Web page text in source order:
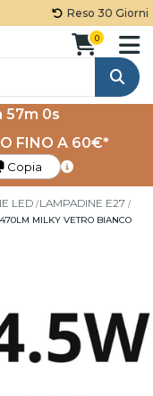
Reso 30 Giorni
Cerca
0
59s
FINO A 60€*
Copia
LED LAMPADINE E27
MILKY VETRO BIANCO